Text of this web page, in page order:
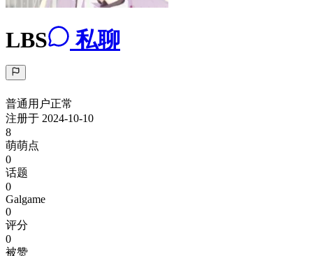
LBS 私聊
普通用户正常
注册于 2024-10-10
8
萌萌点
0
话题
0
Galgame
0
评分
0
被赞